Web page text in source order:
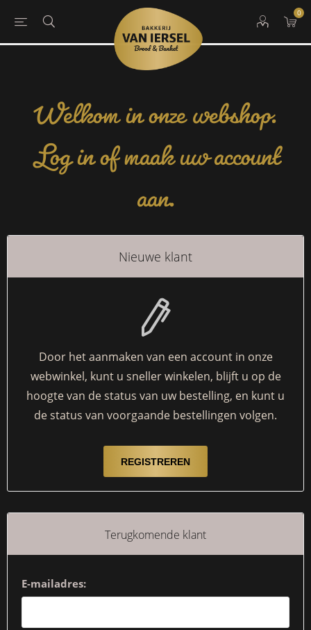
0
Welkom in onze webshop.
Log in of maak uw account
aan.
Nieuwe klant
Door het aanmaken van een account in onze
webwinkel, kunt u sneller winkelen, blijft u op de
hoogte van de status van uw bestelling, en kunt u
de status van voorgaande bestellingen volgen.
Terugkomende klant
E-mailadres: